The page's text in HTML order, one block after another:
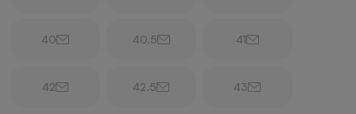
40 40.5 41
42 42.5 43